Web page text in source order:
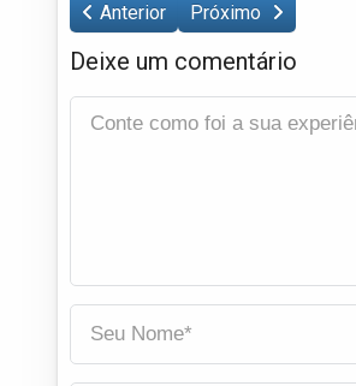
Anterior Próximo
Deixe um comentário